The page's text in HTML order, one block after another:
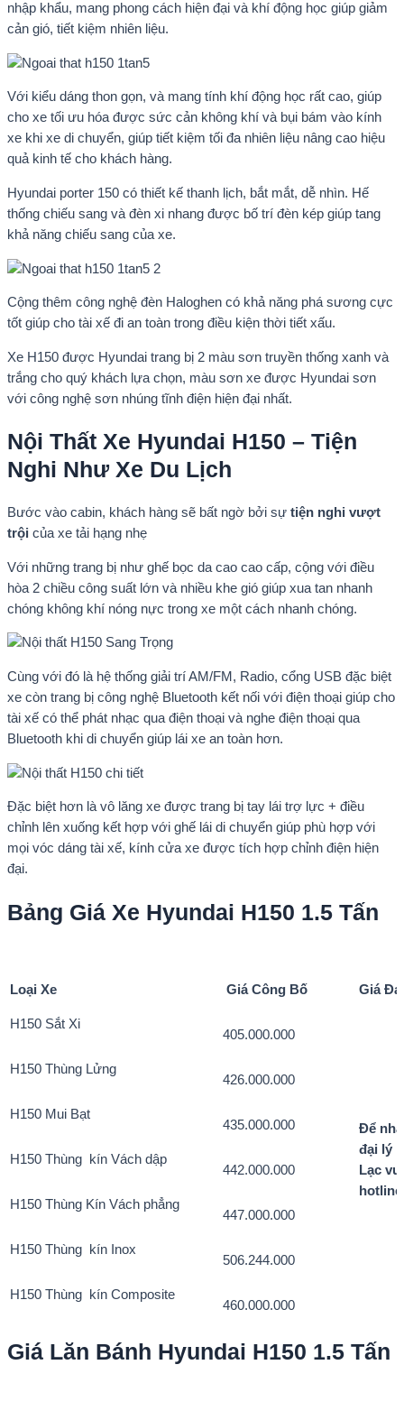
nhập khẩu, mang phong cách hiện đại và khí động học giúp giảm
cản gió, tiết kiệm nhiên liệu.
Với kiểu dáng thon gọn, và mang tính khí động học rất cao, giúp
cho xe tối ưu hóa được sức cản không khí và bụi bám vào kính
xe khi xe di chuyển, giúp tiết kiệm tối đa nhiên liệu nâng cao hiệu
quả kinh tế cho khách hàng.
Hyundai porter 150 có thiết kế thanh lịch, bắt mắt, dễ nhìn. Hế
thống chiếu sang và đèn xi nhang được bố trí đèn kép giúp tang
khả năng chiếu sang của xe.
Cộng thêm công nghệ đèn Haloghen có khả năng phá sương cực
tốt giúp cho tài xế đi an toàn trong điều kiện thời tiết xấu.
Xe H150 được Hyundai trang bị 2 màu sơn truyền thống xanh và
trắng cho quý khách lựa chọn, màu sơn xe được Hyundai sơn
với công nghệ sơn nhúng tĩnh điện hiện đại nhất.
Nội Thất Xe Hyundai H150 – Tiện
Nghi Như Xe Du Lịch
Bước vào cabin, khách hàng sẽ bất ngờ bởi sự tiện nghi vượt
trội của xe tải hạng nhẹ
Với những trang bị như ghế bọc da cao cao cấp, cộng với điều
hòa 2 chiều công suất lớn và nhiều khe gió giúp xua tan nhanh
chóng không khí nóng nực trong xe một cách nhanh chóng.
Cùng với đó là hệ thống giải trí AM/FM, Radio, cổng USB đặc biệt
xe còn trang bị công nghệ Bluetooth kết nối với điện thoại giúp cho
tài xế có thể phát nhạc qua điện thoại và nghe điện thoại qua
Bluetooth khi di chuyển giúp lái xe an toàn hơn.
Đặc biệt hơn là vô lăng xe được trang bị tay lái trợ lực + điều
chỉnh lên xuống kết hợp với ghế lái di chuyển giúp phù hợp với
mọi vóc dáng tài xế, kính cửa xe được tích hợp chỉnh điện hiện
đại.
Bảng Giá Xe Hyundai H150 1.5 Tấn
Loại Xe Giá Công Bố Giá
H150 Sắt Xi
405.000.000
Để
đại lý
Lạc
hotline
H150 Thùng Lửng
426.000.000
H150 Mui Bạt
435.000.000
H150 Thùng kín Vách dập
442.000.000
H150 Thùng Kín Vách phẳng
447.000.000
H150 Thùng kín Inox
506.244.000
H150 Thùng kín Composite
460.000.000
Giá Lăn Bánh Hyundai H150 1.5 Tấn